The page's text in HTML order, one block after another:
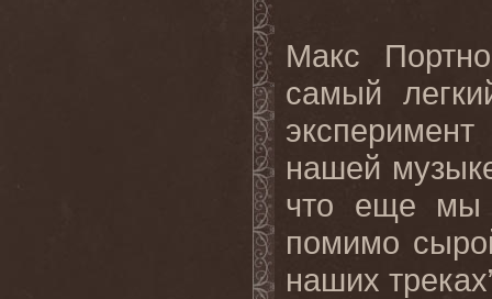
Макс
самый
нашей
что еще мы
помимо
наших